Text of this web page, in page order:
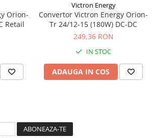
Orion-
Retail
Victron Energy
Convertor Victron Energy Orion-
Tr 24/12-15 (180W) DC-DC
249,36 RON
IN STOC
ADAUGA IN COS